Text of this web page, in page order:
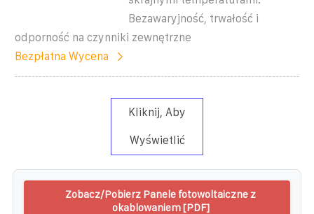
Bezawaryjność, trwałość i
odporność na czynniki zewnętrzne
Bezpłatna Wycena
Kliknij, Aby
Wyświetlić
Zobacz/Pobierz Panele fotowoltaiczne z
okablowaniem [PDF]